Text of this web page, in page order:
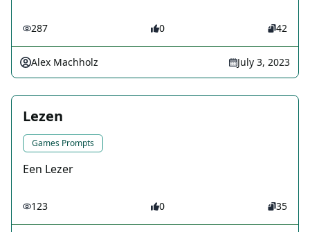
287 0 42
Alex Machholz July 3, 2023
Lezen
Games Prompts
Een Lezer
123 0 35